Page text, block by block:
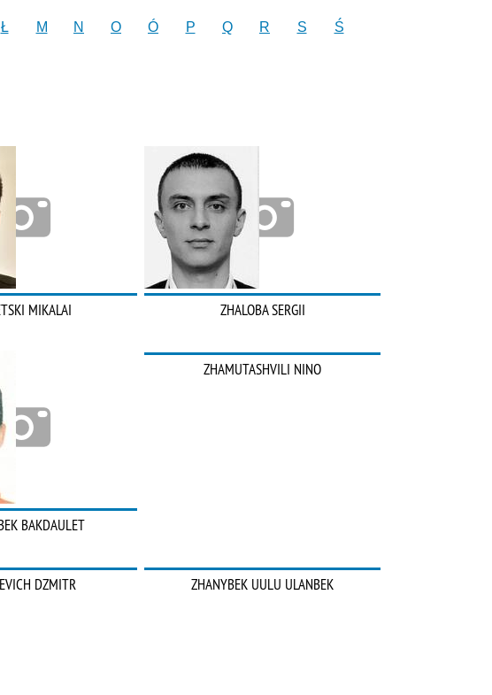
Ł M N O Ó P Q R S Ś
MIKALAI ZHALOBA SERGII
BAKDAULET
ZHAMUTASHVILI NINO
DZMITR ZHANYBEK UULU ULANBEK